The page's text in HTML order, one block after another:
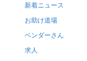
新着ニュース
お助け道場
ベンダーさん
求人